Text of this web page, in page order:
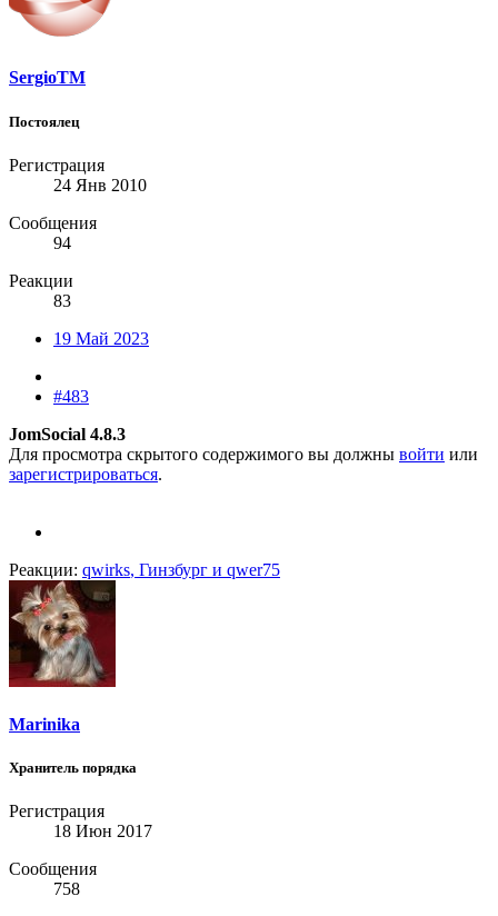
SergioTM
Постоялец
Регистрация
24 Янв 2010
Сообщения
94
Реакции
83
19 Май 2023
#483
JomSocial 4.8.3
Для просмотра скрытого содержимого вы должны войти или
зарегистрироваться.
Реакции: qwirks, Гинзбург и qwer75
Marinika
Хранитель порядка
Регистрация
18 Июн 2017
Сообщения
758